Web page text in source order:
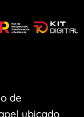
de
ubicado